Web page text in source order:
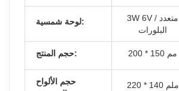
لوحة شمسية:
3W 6V / متعدد
البلورات
حجم المنتج: 200 * 150 مم
حجم الألواح
220 * 140 ملم